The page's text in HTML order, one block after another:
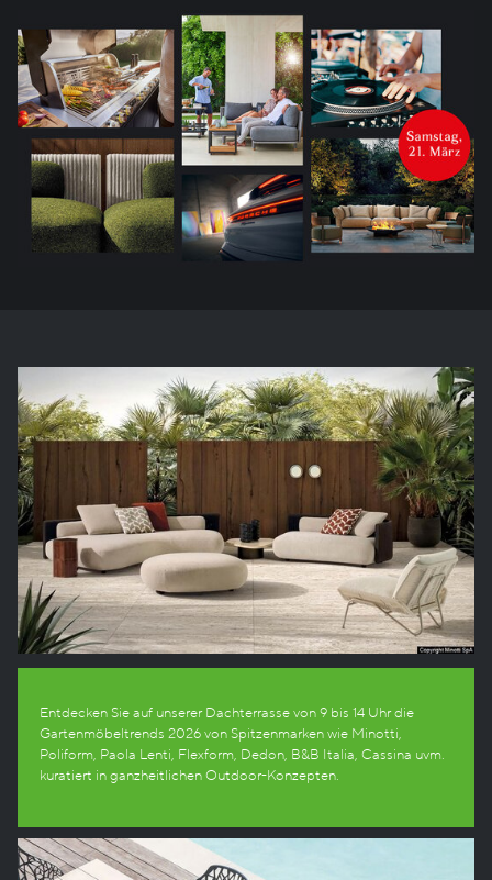
Entdecken Sie auf unserer Dachterrasse von 9 bis 14 Uhr die
Gartenmöbeltrends 2026 von Spitzenmarken wie Minotti,
Poliform, Paola Lenti, Flexform, Dedon, B&B Italia, Cassina uvm.
kuratiert in ganzheitlichen Outdoor-Konzepten.